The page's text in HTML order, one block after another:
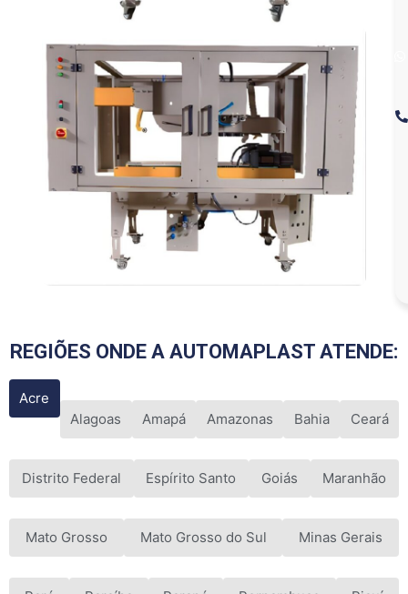
REGIÕES ONDE A AUTOMAPLAST ATENDE:
Acre
Alagoas
Amapá Amazonas Bahia Ceará
Distrito Federal Espírito Santo Goiás Maranhão
Mato Grosso Mato Grosso do Sul Minas Gerais